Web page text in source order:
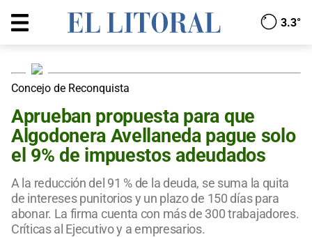
3.3°
Concejo de Reconquista
Aprueban propuesta para que
Algodonera Avellaneda pague solo
el 9% de impuestos adeudados
A la reducción del 91 % de la deuda, se suma la quita
de intereses punitorios y un plazo de 150 días para
abonar. La firma cuenta con más de 300 trabajadores.
Críticas al Ejecutivo y a empresarios.